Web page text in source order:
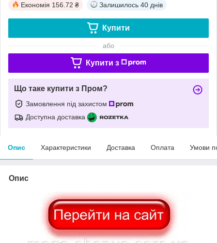
Економія 156.72 ₴ Залишилось 40 днів
Купити
або
Купити з
Що таке купити з Пром?
Замовлення під захистом
Доступна доставка
Опис Характеристики Доставка Оплата Умови
Опис